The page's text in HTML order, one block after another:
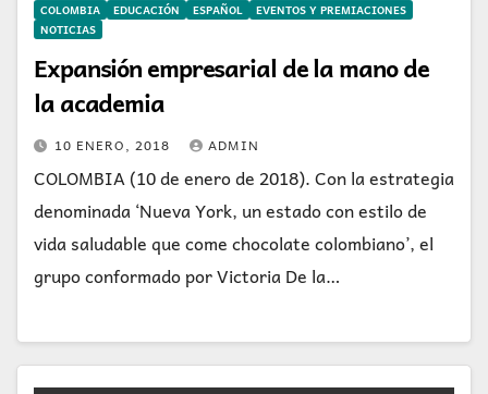
COLOMBIA EDUCACIÓN ESPAÑOL
EVENTOS Y PREMIACIONES
NOTICIAS
Expansión empresarial de la mano de
la academia
10 ENERO, 2018 ADMIN
COLOMBIA (10 de enero de 2018). Con la estrategia
denominada ‘Nueva York, un estado con estilo de
vida saludable que come chocolate colombiano’, el
grupo conformado por Victoria De la…